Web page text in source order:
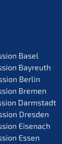
Basel
Bayreuth
Berlin
Bremen
Darmstadt
Dresden
Eisenach
Essen